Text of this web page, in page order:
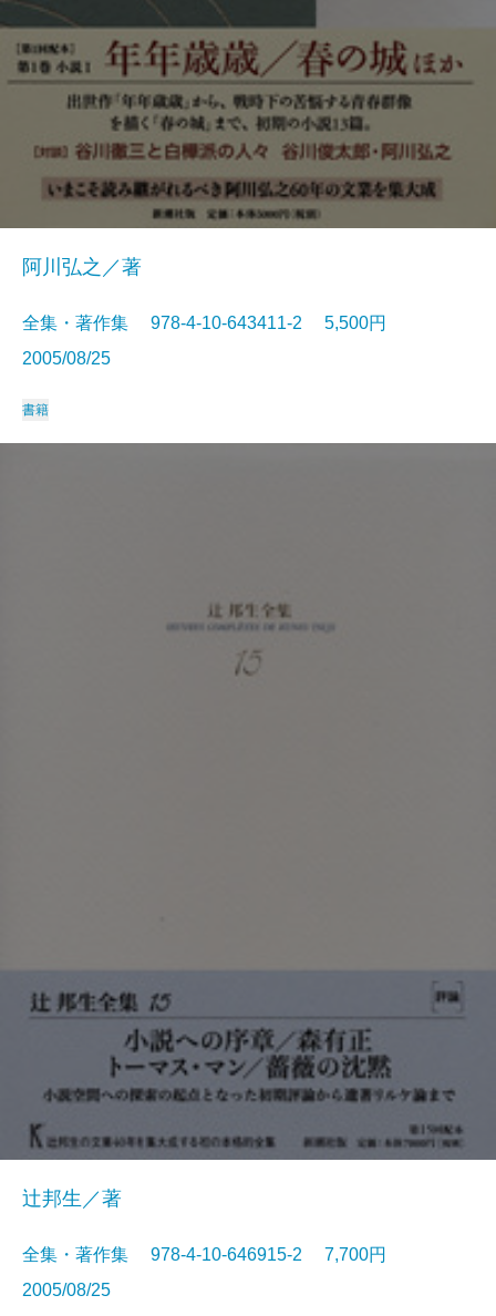
阿川弘之／著
全集・著作集 978-4-10-643411-2 5,500円
2005/08/25
書籍
辻邦生／著
全集・著作集 978-4-10-646915-2 7,700円
2005/08/25